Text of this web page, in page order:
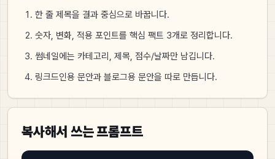
한 줄 제목을 결과 중심으로 바꿉니다.
숫자, 변화, 적용 포인트를 핵심 팩트 3개로 정리합니다.
썸네일에는 카테고리, 제목, 점수/날짜만 남깁니다.
링크드인용 문안과 블로그용 문안을 따로 만듭니다.
복사해서 쓰는 프롬프트